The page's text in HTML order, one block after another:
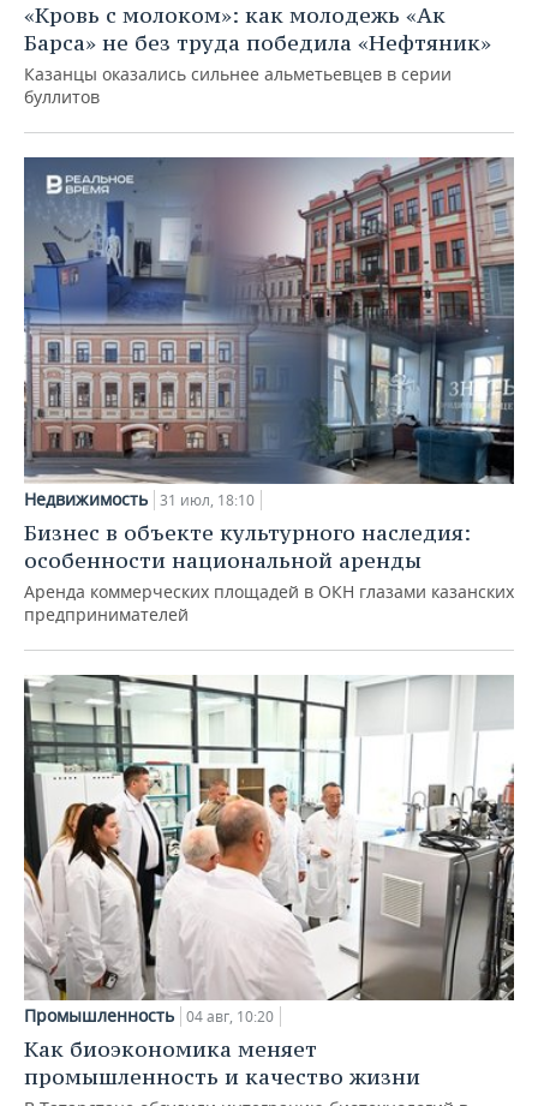
«Кровь с молоком»: как молодежь «Ак
Барса» не без труда победила «Нефтяник»
Казанцы оказались сильнее альметьевцев в серии
буллитов
Недвижимость 31 июл, 18:10
Бизнес в объекте культурного наследия:
особенности национальной аренды
Аренда коммерческих площадей в ОКН глазами казанских
предпринимателей
Промышленность 04 авг, 10:20
Как биоэкономика меняет
промышленность и качество жизни